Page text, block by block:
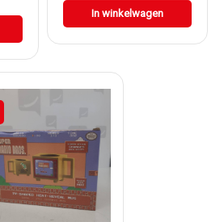
In winkelwagen